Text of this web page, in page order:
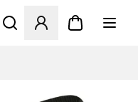
Åbner en Modal til at